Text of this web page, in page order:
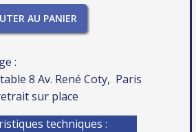
AU PANIER
:
8 Av. René Coty, Paris
sur place
techniques :